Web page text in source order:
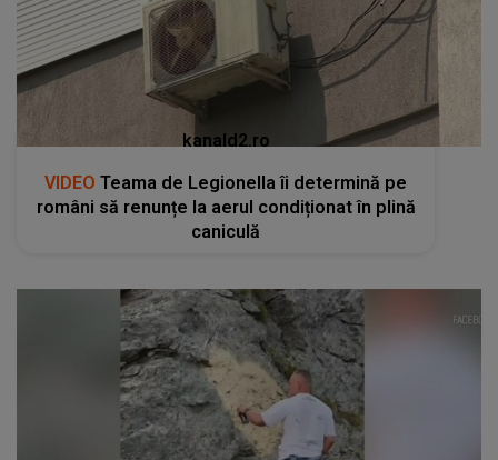
kanald2.ro
VIDEO Teama de Legionella îi determină pe
români să renunțe la aerul condiționat în plină
caniculă